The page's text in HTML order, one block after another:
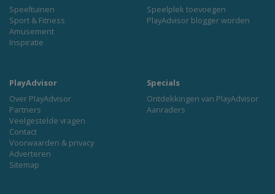
Speeltuinen
Sport & Fitness
Amusement
Inspiratie
Speelplek toevoegen
PlayAdvisor blogger worden
PlayAdvisor
Over PlayAdvisor
Partners
Veelgestelde vragen
Contact
Voorwaarden & privacy
Adverteren
Sitemap
Specials
Ontdekkingen van PlayAdvisor
Aanraders